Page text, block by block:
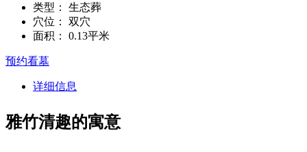
类型：
生态葬
穴位：
双穴
面积：
0.13平米
预约看墓
详细信息
雅竹清趣的寓意